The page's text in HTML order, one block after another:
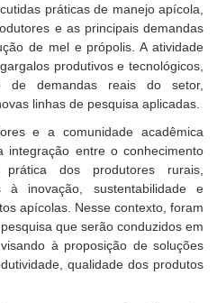
práticas de manejo apícola,
e as principais demandas
de mel e própolis. A atividade
produtivos e tecnológicos,
de demandas reais do setor,
linhas de pesquisa aplicadas.
e a comunidade acadêmica
integração entre o conhecimento
dos produtores rurais,
à inovação, sustentabilidade e
apícolas. Nesse contexto, foram
que serão conduzidos em
à proposição de soluções
qualidade dos produtos